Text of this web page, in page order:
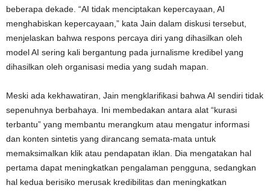
beberapa dekade. “AI tidak menciptakan kepercayaan, AI
menghabiskan kepercayaan,” kata Jain dalam diskusi tersebut,
menjelaskan bahwa respons percaya diri yang dihasilkan oleh
model AI sering kali bergantung pada jurnalisme kredibel yang
dihasilkan oleh organisasi media yang sudah mapan.
Meski ada kekhawatiran, Jain mengklarifikasi bahwa AI sendiri tidak
sepenuhnya berbahaya. Ini membedakan antara alat “kurasi
terbantu” yang membantu merangkum atau mengatur informasi
dan konten sintetis yang dirancang semata-mata untuk
memaksimalkan klik atau pendapatan iklan. Dia mengatakan hal
pertama dapat meningkatkan pengalaman pengguna, sedangkan
hal kedua berisiko merusak kredibilitas dan meningkatkan